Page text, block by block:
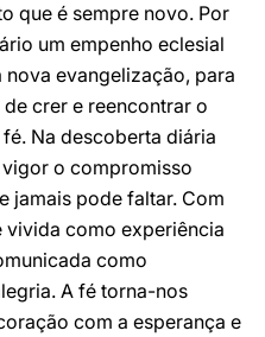
que é sempre novo. Por
um empenho eclesial
evangelização, para
crer e reencontrar o
Na descoberta diária
o compromisso
jamais pode faltar. Com
vivida como experiência
como
A fé torna-nos
com a esperança e